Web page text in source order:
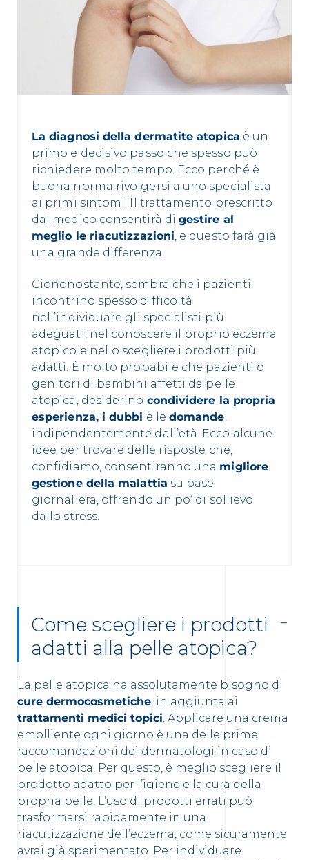
La diagnosi della dermatite atopica è un
primo e decisivo passo che spesso può
richiedere molto tempo. Ecco perché è
buona norma rivolgersi a uno specialista
ai primi sintomi. Il trattamento prescritto
dal medico consentirà digestire al
meglio le riacutizzazioni, e questo farà già
una grande differenza.
Ciononostante, sembra che i pazienti
incontrino spesso difficoltà
nell’individuare gli specialisti più
adeguati, nel conoscere il proprio eczema
atopico e nello scegliere i prodotti più
adatti. È molto probabile che pazienti o
genitori di bambini affetti da pelle
atopica, desiderino condividere la propria
esperienza, i dubbi e ledomande,
indipendentemente dall’età. Ecco alcune
idee per trovare delle risposte che,
confidiamo, consentiranno una migliore
gestione della malattia su base
giornaliera, offrendo un po’ di sollievo
dallo stress.
Come scegliere i prodotti
adatti alla pelle atopica?
La pelle atopica ha assolutamente bisogno di
cure dermocosmetiche, in aggiunta ai
trattamenti medici topici. Applicare una crema
emolliente ogni giorno è una delle prime
raccomandazioni dei dermatologi in caso di
pelle atopica. Per questo, è meglio scegliere il
prodotto adatto per l’igiene e la cura della
propria pelle. L’uso di prodotti errati può
trasformarsi rapidamente in una
riacutizzazione dell’eczema, come sicuramente
avrai già sperimentato. Per individuare